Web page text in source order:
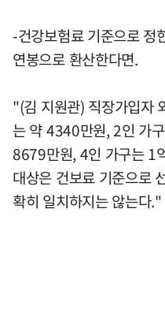
-건강보험료 기준으로 정
연봉으로 환산한다면.
"(김 지원관) 직장가입자
는 약 4340만원, 2인 가
8679만원, 4인 가구는 1
대상은 건보료 기준으로
확히 일치하지는 않는다."